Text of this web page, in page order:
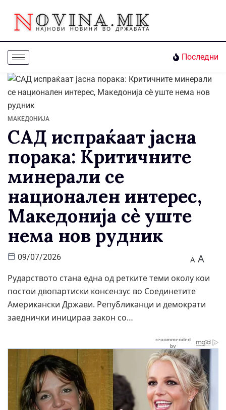
Последни
МАКЕДОНИЈА
САД испраќаат јасна
порака: Критичните
минерали се
национален интерес,
Македонија сè уште
нема нов рудник
09/07/2026 A A
Рударството стана една од ретките теми околу кои
постои двопартиски консензус во Соединетите
Американски Држави. Републиканци и демократи
заеднички иницираа закон со…